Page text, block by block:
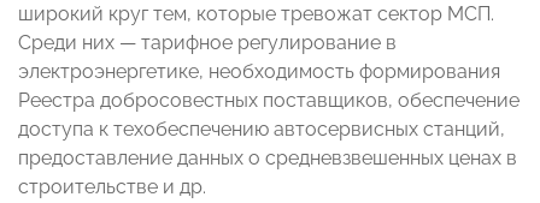
широкий круг тем, которые тревожат сектор МСП.
Среди них — тарифное регулирование в
электроэнергетике, необходимость формирования
Реестра добросовестных поставщиков, обеспечение
доступа к техобеспечению автосервисных станций,
предоставление данных о средневзвешенных ценах в
строительстве и др.